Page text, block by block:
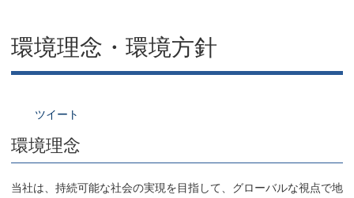
サポート情報
環境理念・環境方針
ツイート
環境理念
当社は、持続可能な社会の実現を目指して、グローバルな視点で地